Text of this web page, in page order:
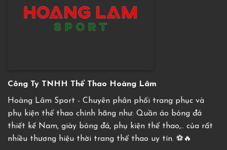
Công Ty TNHH Thể Thao Hoàng Lâm
Hoàng Lâm Sport - Chuyên phân phối trang phục và
phụ kiện thể thao chính hãng như: Quần áo bóng đá
thiết kế Nam, giày bóng đá, phụ kiện thể thao,.. của rất
nhiều thương hiệu thời trang thể thao uy tín. ⚽️🔥